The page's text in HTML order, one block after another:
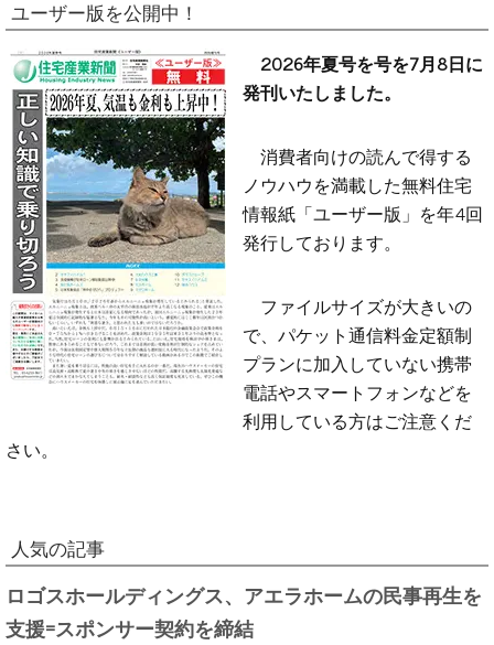
ユーザー版を公開中！
2026年夏号を号を7月8日に
発刊いたしました。
消費者向けの読んで得する
ノウハウを満載した無料住宅
情報紙「ユーザー版」を年4回
発行しております。
ファイルサイズが大きいの
で、パケット通信料金定額制
プランに加入していない携帯
電話やスマートフォンなどを
利用している方はご注意くだ
さい。
人気の記事
ロゴスホールディングス、アエラホームの民事再生を
支援=スポンサー契約を締結